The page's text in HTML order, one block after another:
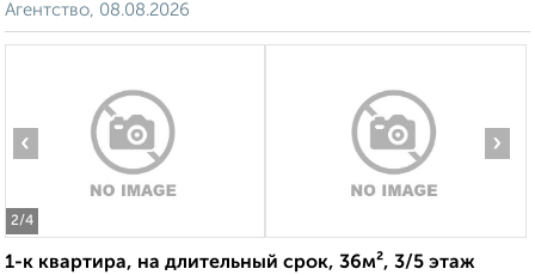
Агентство, 08.08.2026
2/4
‹ ›
1-к квартира, на длительный срок, 36м², 3/5 этаж